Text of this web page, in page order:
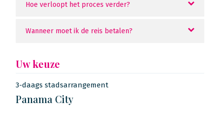
Hoe verloopt het proces verder?
Wanneer moet ik de reis betalen?
Uw keuze
3-daags stadsarrangement
Panama City